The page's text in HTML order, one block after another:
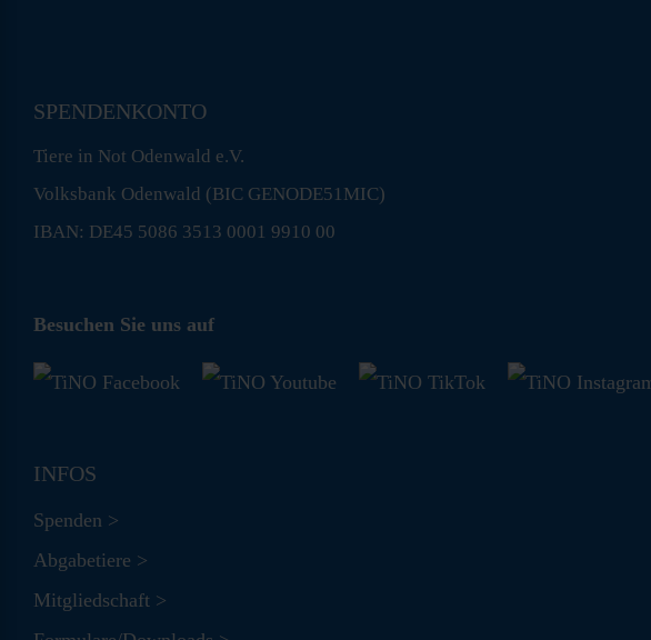
SPENDENKONTO
Tiere in Not Odenwald e.V.
Volksbank Odenwald (BIC GENODE51MIC)
IBAN: DE45 5086 3513 0001 9910 00
Besuchen Sie uns auf
INFOS
Spenden >
Abgabetiere >
Mitgliedschaft >